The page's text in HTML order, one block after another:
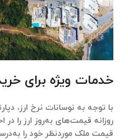
خدمات ویژه برای
با توجه به نوسانات نرخ ارز،
روزانه قیمت‌های به‌روز ارز را در
قیمت ملک موردنظر خود را